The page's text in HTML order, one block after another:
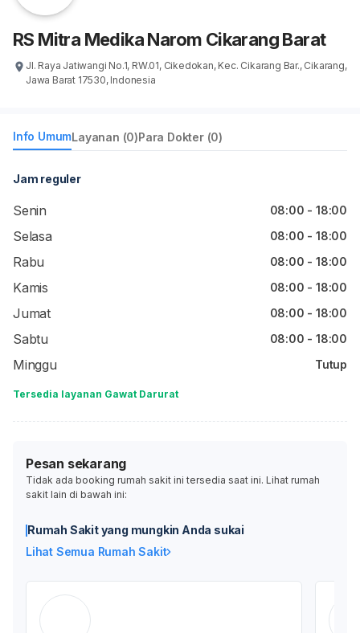
RS Mitra Medika Narom Cikarang Barat
Jl. Raya Jatiwangi No.1, RW.01, Cikedokan, Kec. Cikarang Bar., Cikarang,
Jawa Barat 17530, Indonesia
Info UmumLayanan (0)Para Dokter (0)
Jam reguler
Senin 08:00 - 18:00
Selasa 08:00 - 18:00
Rabu 08:00 - 18:00
Kamis 08:00 - 18:00
Jumat 08:00 - 18:00
Sabtu 08:00 - 18:00
Minggu Tutup
Tersedia layanan Gawat Darurat
Pesan sekarang
Tidak ada booking rumah sakit ini tersedia saat ini. Lihat rumah
sakit lain di bawah ini:
Rumah Sakit yang mungkin Anda sukai
Lihat Semua Rumah Sakit